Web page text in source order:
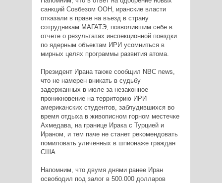
санкций Совбезом ООН, иранские власти
отказали в праве на въезд в страну
сотрудникам МАГАТЭ, позволившим себе в
отчете о результатах инспекционной поездки
по ядерным объектам ИРИ усомниться в
мирных целях программы развития атома.
Президент Ирана также сообщил NBC news,
что не намерен вникать в судьбу
задержанных в июле за незаконное
проникновение на территорию ИРИ
американских студентов, заблудившихся во
время отдыха в живописном горном местечке
Ахмедава, на границе Ирака с Турцией и
Ираном, и тем паче не станет рекомендовать
помиловать уличенных в шпионаже граждан
США.
Напомним, что двумя днями ранее Иран
освободил под залог в 500.000 долларов